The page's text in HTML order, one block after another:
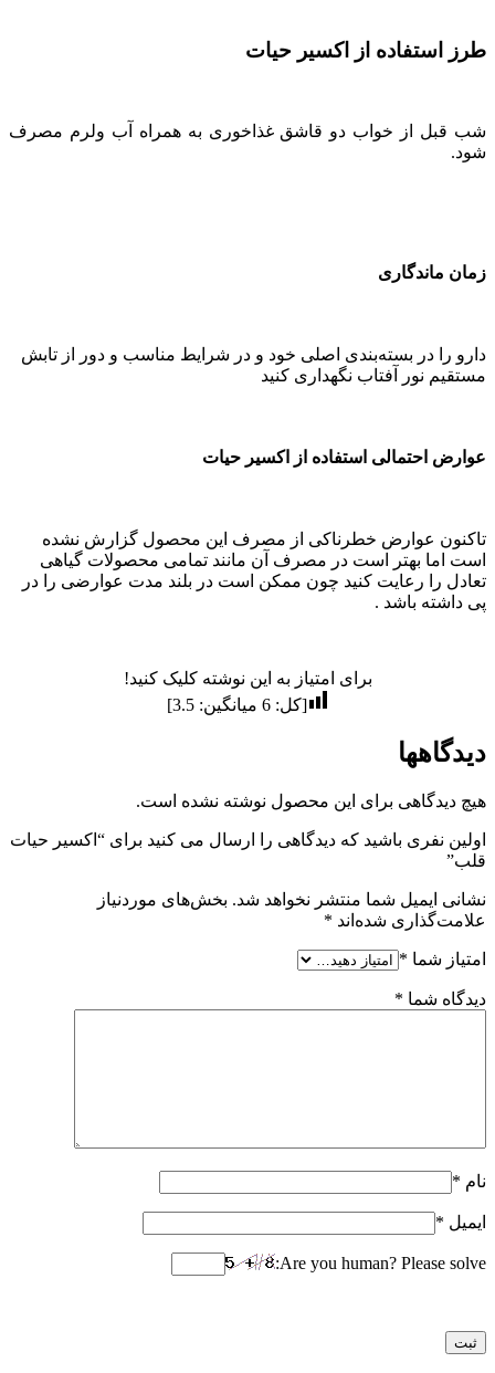
طرز استفاده از اکسیر حیات
شب قبل از خواب دو قاشق غذاخوری به همراه آب ولرم مصرف
شود.
زمان ماندگاری
دارو را در بسته‌بندی اصلی خود و در شرایط مناسب و دور از تابش
مستقیم نور آفتاب نگهداری کنید
عوارض احتمالی استفاده از اکسیر حیات
تاکنون عوارض خطرناکی از مصرف این محصول گزارش نشده
است اما بهتر است در مصرف آن مانند تمامی محصولات گیاهی
تعادل را رعایت کنید چون ممکن است در بلند مدت عوارضی را در
پی داشته باشد .
برای امتیاز به این نوشته کلیک کنید!
[کل:6 میانگین:3.5
]
دیدگاهها
هیچ دیدگاهی برای این محصول نوشته نشده است.
اولین نفری باشید که دیدگاهی را ارسال می کنید برای “اکسیر حیات
قلب”
نشانی ایمیل شما منتشر نخواهد شد. بخش‌های موردنیاز
علامت‌گذاری شده‌اند *
امتیاز شما *
دیدگاه شما *
نام *
ایمیل *
Are you human? Please solve: